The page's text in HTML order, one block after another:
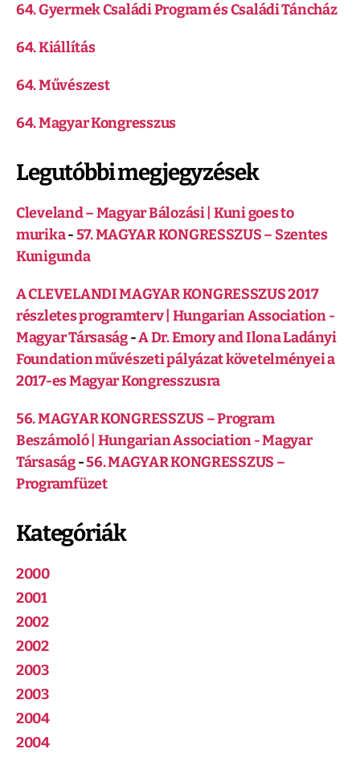
64. Gyermek Családi Program és Családi Táncház
64. Kiállítás
64. Művészest
64. Magyar Kongresszus
Legutóbbi megjegyzések
Cleveland – Magyar Bálozási | Kuni goes to
murika-57. MAGYAR KONGRESSZUS – Szentes
Kunigunda
A CLEVELANDI MAGYAR KONGRESSZUS 2017
részletes programterv | Hungarian Association -
Magyar Társaság-A Dr. Emory and Ilona Ladányi
Foundation művészeti pályázat követelményei a
2017-es Magyar Kongresszusra
56. MAGYAR KONGRESSZUS – Program
Beszámoló | Hungarian Association - Magyar
Társaság-56. MAGYAR KONGRESSZUS –
Programfüzet
Kategóriák
2000
2001
2002
2002
2003
2003
2004
2004